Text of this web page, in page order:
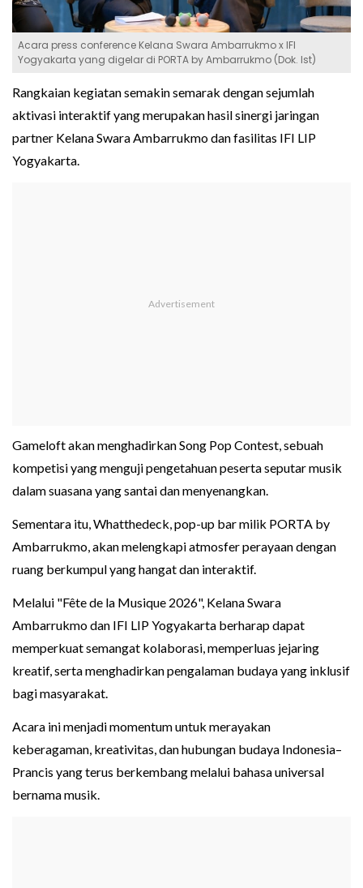
Acara press conference Kelana Swara Ambarrukmo x IFI
Yogyakarta yang digelar di PORTA by Ambarrukmo (Dok. Ist)
Rangkaian kegiatan semakin semarak dengan sejumlah
aktivasi interaktif yang merupakan hasil sinergi jaringan
partner Kelana Swara Ambarrukmo dan fasilitas IFI LIP
Yogyakarta.
Gameloft akan menghadirkan Song Pop Contest, sebuah
kompetisi yang menguji pengetahuan peserta seputar musik
dalam suasana yang santai dan menyenangkan.
Sementara itu, Whatthedeck, pop-up bar milik PORTA by
Ambarrukmo, akan melengkapi atmosfer perayaan dengan
ruang berkumpul yang hangat dan interaktif.
Melalui "Fête de la Musique 2026", Kelana Swara
Ambarrukmo dan IFI LIP Yogyakarta berharap dapat
memperkuat semangat kolaborasi, memperluas jejaring
kreatif, serta menghadirkan pengalaman budaya yang inklusif
bagi masyarakat.
Acara ini menjadi momentum untuk merayakan
keberagaman, kreativitas, dan hubungan budaya Indonesia–
Prancis yang terus berkembang melalui bahasa universal
bernama musik.